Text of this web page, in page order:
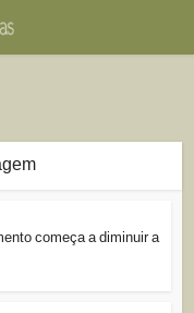
começa a diminuir a